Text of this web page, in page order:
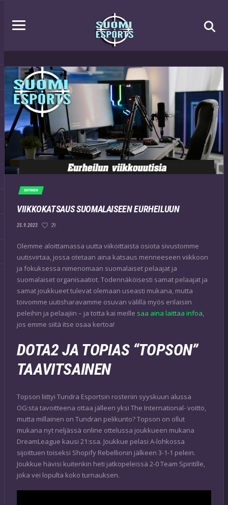
UUTINEN
VIIKKOKATSAUS SUOMALAISEEN EURHEILUUN
25.9.2023 29
Olemme aloittamassa uutta viikoittaista osiota sivustomme
uutisvirtaa, jossa otetaan aina katsaus menneeseen viikkoon
ja fokuksessa nimenomaan suomalaiset pelaajat ja
suomalaiset organisaatiot. Todennäköisesti samat pelaajat ja
samat joukkueet tulevat olemaan useasti mukana, mutta
toivomme uutisharavamme osuvan välillä myös erilaisiin
peleihin ja pelaajiin – ja totta kai meille saa aina laittaa infoa,
jos emme siitä itse osaa kertoa!
DOTA2 JA TOPIAS “TOPSON”
TAAVITSAINEN
Topson liittyi Tundra Esportsin rosteriin syyskuun alussa
OG:sta tavoitteena ottaa jälleen yksi The International- voitto,
mutta millainen on Tundran pelikunto? Topson on ollut
mukana nyt neljässä online ottelussa joukkueen mukana
DreamLeague kausi 21:ssa. Joukkue pelasi A-lohkossa
sijoittuen toiseksi Shopify Rebellionin jälkeen 3-1-1 pelein.
Joukkue hävisi kuitenkin heti jatkopeleissä 2-0 Team Spiritille,
joka vei lopulta koko turnauksen.